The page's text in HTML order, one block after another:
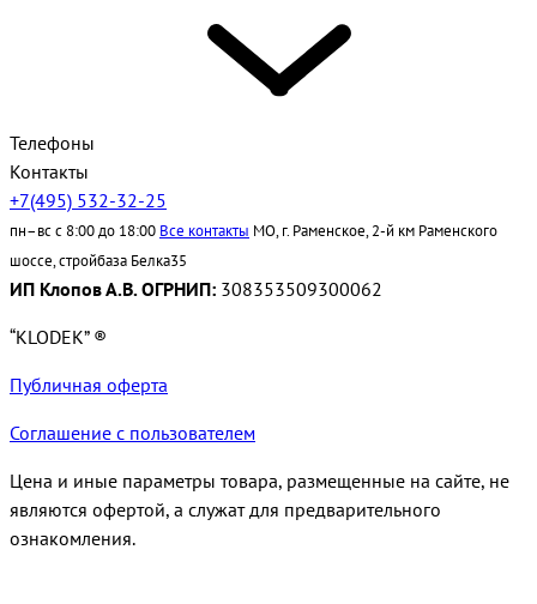
Телефоны
Контакты
+7(495) 532-32-25
пн–вс с 8:00 до 18:00 Все контакты МО, г. Раменское, 2-й км Раменского
шоссе, стройбаза Белка35
ИП Клопов А.В. ОГРНИП: 308353509300062
“KLODEK” ®
Публичная оферта
Соглашение с пользователем
Цена и иные параметры товара, размещенные на сайте, не
являются офертой, а служат для предварительного
ознакомления.